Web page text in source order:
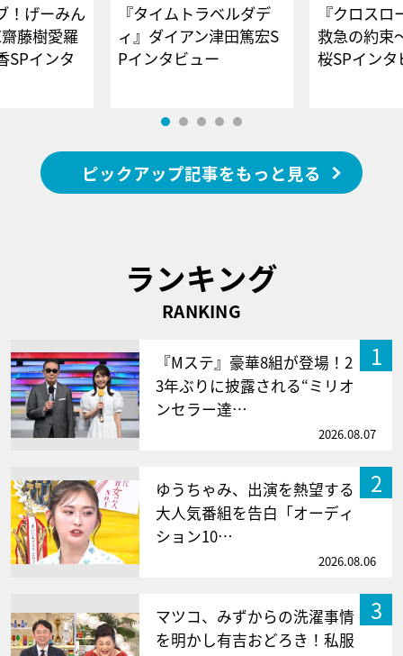
！げーみん
藤樹愛羅
SPインタ
『タイムトラベルダデ
ィ』ダイアン津田篤宏S
Pインタビュー
『クロス
救急の約束
桜SPイ
ピックアップ記事をもっと見る
ランキング
RANKING
1
『Mステ』豪華8組が登場！2
3年ぶりに披露される“ミリオ
ンセラー達…
2026.08.07
2
ゆうちゃみ、出演を熱望する
大人気番組を告白「オーディ
ション10…
2026.08.06
3
マツコ、みずからの洗濯事情
を明かし有吉おどろき！私服